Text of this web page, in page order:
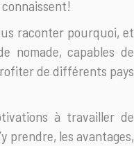
raconter pourquoi, et
nomade, capables de
de différents pays
à travailler de
prendre, les avantages,